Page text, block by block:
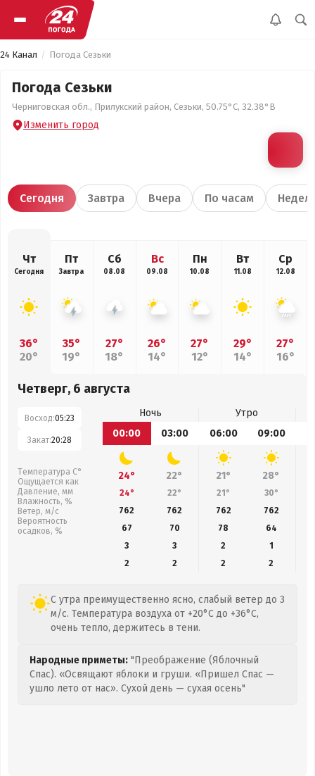
24 Канал Погода Сезьки
Погода Сезьки
Черниговская обл., Прилукский район, Сезьки, 50.75°С, 32.38°В
Изменить город
Сегодня Завтра Вчера По часам
Чт
Сегодня
36°
20°
Пт
Завтра
35°
19°
Сб
08.08
27°
18°
Вс
09.08
26°
14°
Пн
10.08
27°
12°
Вт
11.08
29°
14°
Ср
12.08
27°
16°
Четверг, 6 августа
Восход:05:23
Закат:20:28
Температура С°
Ощущается как
Давление, мм
Влажность, %
Ветер, м/с
Вероятность
осадков, %
Ночь
Утро
00:00
03:00 06:00 09:00
24° 22° 21° 28°
24° 22° 21° 30°
762
762 762 762
67
70 78 64
3
3 2
1
2
2 2 2
С утра преимущественно ясно, слабый ветер до 3
м/с. Температура воздуха от +20°C до +36°C,
очень тепло, держитесь в тени.
Народные приметы: "Преображение (Яблочный
Спас). «Освящают яблоки и груши. «Пришел Спас —
ушло лето от нас». Сухой день — сухая осень"